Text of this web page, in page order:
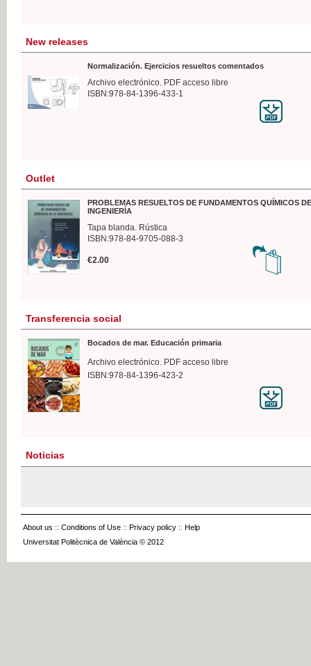
New releases
Normalización. Ejercicios resueltos comentados
Archivo electrónico. PDF acceso libre
ISBN:978-84-1396-433-1
Outlet
PROBLEMAS RESUELTOS DE FUNDAMENTOS QUÍMICOS
INGENIERÍA
Tapa blanda. Rústica
ISBN:978-84-9705-088-3
€2.00
Transferencia social
Bocados de mar. Educación primaria
Archivo electrónico. PDF acceso libre
ISBN:978-84-1396-423-2
Noticias
About us :: Conditions of Use :: Privacy policy :: Help
Universitat Politècnica de València © 2012